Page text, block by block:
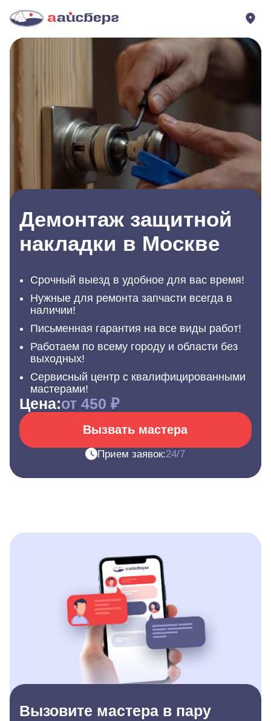
Демонтаж защитной
накладки в Москве
Срочный выезд в удобное для вас время!
Нужные для ремонта запчасти всегда в
наличии!
Письменная гарантия на все виды работ!
Работаем по всему городу и области без
выходных!
Сервисный центр с квалифицированными
мастерами!
Цена:от 450 ₽
Вызвать мастера
Прием заявок:24/7
Вызовите мастера в пару